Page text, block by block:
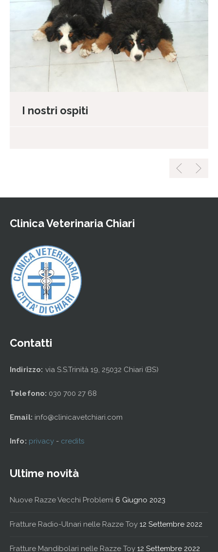
I nostri ospiti
Clinica Veterinaria Chiari
Contatti
Indirizzo: via S.S.Trinità 19, 25032 Chiari (BS)
Telefono: 030 700 27 68
Email: info@clinicavetchiari.com
Info: privacy - credits
Ultime novità
Nuove Razze Vecchi Problemi 6 Giugno 2023
Fratture Radio-Ulnari nelle Razze Toy 12 Settembre 2022
Fratture Mandibolari nelle Razze Toy 12 Settembre 2022